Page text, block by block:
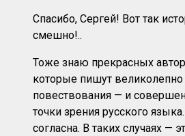
Спасибо, Сергей! Вот так
смешно!..
Тоже знаю прекрасных
которые пишут великолепно
повествования — и
точки зрения русского
согласна. В таких случаях —